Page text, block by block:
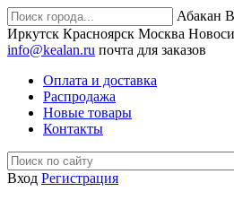
Абакан
Иркутск Красноярск Москва
info@kealan.ru почта для заказов
Оплата и доставка
Распродажа
Новые товары
Контакты
Вход Регистрация